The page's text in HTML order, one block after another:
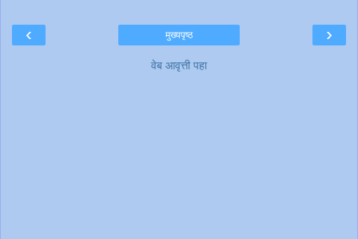
‹ ›
मुख्यपृष्ठ
वेब आवृत्ती पहा